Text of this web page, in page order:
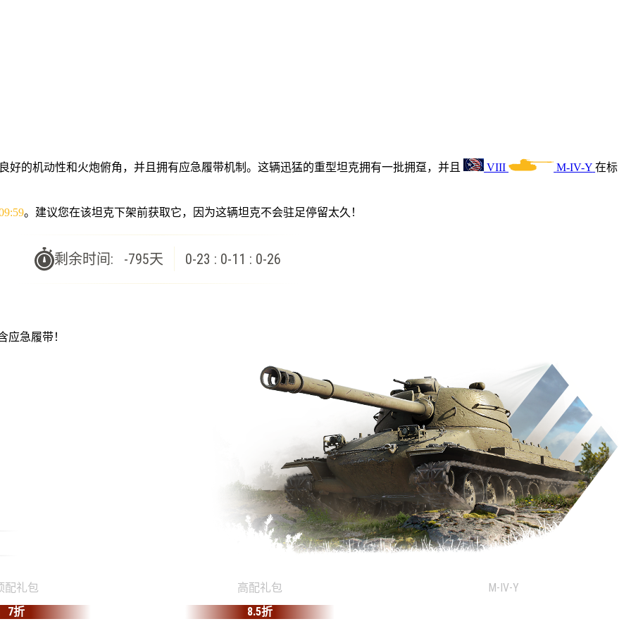
好的机动性和火炮俯角，并且拥有应急履带机制。这辆迅猛的重型坦克拥有一批拥趸，并且 VIII M-IV-Y 在标
。建议您在该坦克下架前获取它，因为这辆坦克不会驻足停留太久！
剩余时间: -795天 0-23 : 0-11 : 0-26
应急履带！
配礼包 高配礼包
M-IV-Y
7折
8.5折